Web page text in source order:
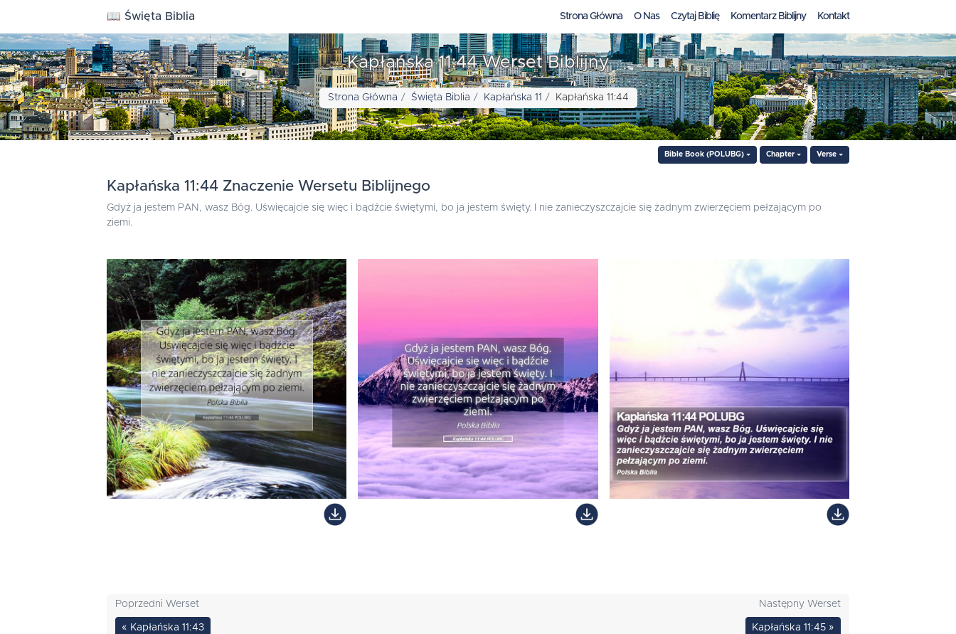
📖 Święta Biblia Strona Główna O Nas Czytaj Biblię Komentarz Biblijny Kontakt
Kapłańska 11:44 Werset Biblijny
Strona Główna Święta Biblia Kapłańska 11 Kapłańska 11:44
Bible Book (POLUBG) Chapter Verse
Kapłańska 11:44 Znaczenie Wersetu Biblijnego
Gdyż ja jestem PAN, wasz Bóg. Uświęcajcie się więc i bądźcie świętymi, bo ja jestem święty. I nie zanieczyszczajcie się żadnym zwierzęciem pełzającym po
ziemi.
Poprzedni Werset
« Kapłańska 11:43
Następny Werset
Kapłańska 11:45 »